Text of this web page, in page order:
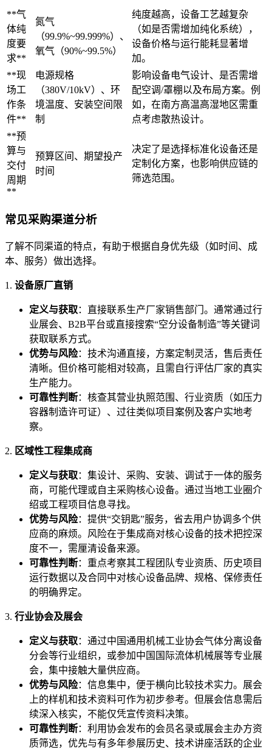
**气
体纯
度要
求**
氮气
（99.9%~99.999%）、
氧气（90%~99.5%）
纯度越高，设备工艺越复杂
（如是否需增加纯化系统），
设备价格与运行能耗显著增
加。
**现
场工
作条
件**
电源规格
（380V/10kV）、环
境温度、安装空间限
制
影响设备电气设计、是否需增
配空调/罩棚以及布局方案。例
如，在南方高温高湿地区需重
点考虑散热设计。
**预
算与
交付
周期
**
预算区间、期望投产
时间
决定了是选择标准化设备还是
定制化方案，也影响供应链的
筛选范围。
常见采购渠道分析
了解不同渠道的特点，有助于根据自身优先级（如时间、成
本、服务）做出选择。
1. 设备原厂直销
定义与获取：直接联系生产厂家销售部门。通常通过行
业展会、B2B平台或直接搜索“空分设备制造”等关键词
获取联系方式。
优势与风险：技术沟通直接，方案定制灵活，售后责任
清晰。但价格可能相对较高，且需自行评估厂家的真实
生产能力。
可靠性判断：核查其营业执照范围、行业资质（如压力
容器制造许可证）、过往类似项目案例及客户实地考
察。
2. 区域性工程集成商
定义与获取：集设计、采购、安装、调试于一体的服务
商，可能代理或自主采购核心设备。通过当地工业圈介
绍或工程项目信息寻找。
优势与风险：提供“交钥匙”服务，省去用户协调多个供
应商的麻烦。风险在于集成商对核心设备的技术把控深
度不一，需厘清设备来源。
可靠性判断：重点考察其工程团队专业资质、历史项目
运行数据以及合同中对核心设备品牌、规格、保修责任
的明确界定。
3. 行业协会及展会
定义与获取：通过中国通用机械工业协会气体分离设备
分会等行业组织，或参加中国国际流体机械展等专业展
会，集中接触大量供应商。
优势与风险：信息集中，便于横向比较技术实力。展会
上的样机和技术资料可作为初步参考。但展会信息需后
续深入核实，不能仅凭宣传资料决策。
可靠性判断：利用协会发布的会员名录或展会主办方资
质筛选，优先与有多年参展历史、技术讲座活跃的企业